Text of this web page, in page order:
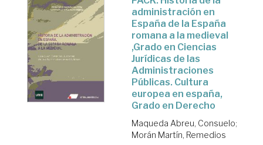
administración en
España de la España
romana a la medieval
,Grado en Ciencias
Jurídicas de las
Administraciones
Públicas. Cultura
europea en españa,
Grado en Derecho
Maqueda Abreu, Consuelo;
Morán Martín, Remedios